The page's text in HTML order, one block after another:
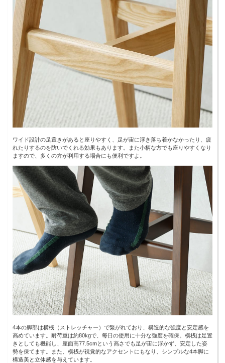
ワイド設計の足置きがあると座りやすく、足が宙に浮き落ち着かなかったり、疲
れたりするのを防いでくれる効果もあります。また小柄な方でも座りやすくなり
ますので、多くの方が利用する場合にも便利ですよ。
4本の脚部は横桟（ストレッチャー）で繋がれており、構造的な強度と安定感を
高めています。耐荷重は約80kgで、毎日の使用に十分な強度を確保。横桟は足置
きとしても機能し、座面高77.5cmという高さでも足が宙に浮かず、安定した姿
勢を保てます。また、横桟が視覚的なアクセントにもなり、シンプルな4本脚に
構造美と立体感を与えています。